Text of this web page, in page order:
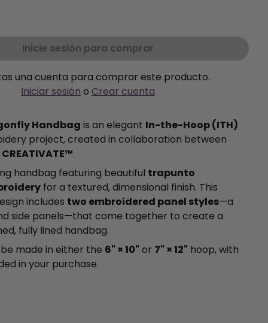
Inicie sesión para comprar
una cuenta para comprar este producto.
Iniciar sesión oCrear cuenta
Handbag is an elegant In-the-Hoop (ITH)
project, created in collaboration between
CREATIVATE™.
handbag featuring beautiful trapunto
for a textured, dimensional finish. This
includes two embroidered panel styles—a
side panels—that come together to create a
fully lined handbag.
made in either the 6" × 10" or 7" × 12" hoop, with
in your purchase.